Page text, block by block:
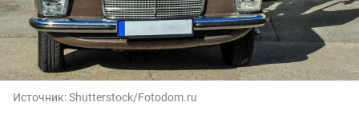
Источник:Shutterstock/Fotodom.ru